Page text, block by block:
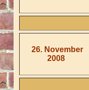
26. November
2008